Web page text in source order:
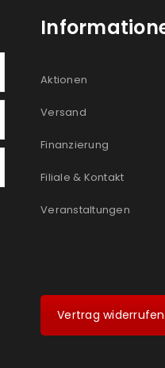
Aktionen
Versand
Finanzierung
Filiale & Kontakt
Veranstaltungen
Vertrag widerrufen